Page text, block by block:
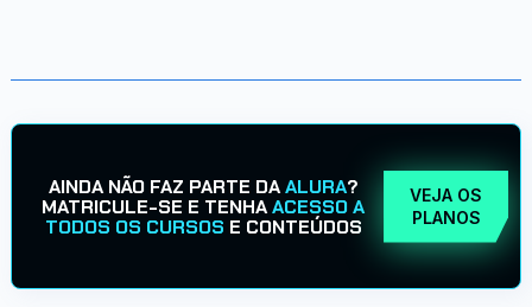
AINDA NÃO FAZ PARTE DAALURA?
MATRICULE-SE E TENHAACESSO A
TODOS OS CURSOS E CONTEÚDOS
VEJA OS
PLANOS